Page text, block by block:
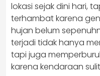
lokasi sejak dini hari,
terhambat karena
hujan belum
terjadi tidak hanya
tapi juga
karena kendaraan